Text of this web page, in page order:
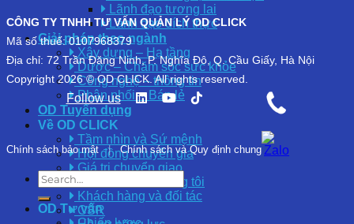
Lãnh đạo tương lai
Lãnh đạo đích thực
Giải pháp theo ngành
Xây dựng – Hạ tầng
Dược – Chăm sóc sức khỏe
Công nghệ – thông tin
Phân phối – Bán lẻ
OD Tuyển dụng
Về OD CLICK
Tầm nhìn và Sứ mệnh
Hội đồng chuyên gia
Giá trị chuyển giao
Tại sao chọn chúng tôi
Khách hàng và đối tác
CSR
CÔNG TY TNHH TƯ VẤN QUẢN LÝ OD CLICK
Mã số thuế: 0107968379
Địa chỉ: 72 Trần Đăng Ninh, P. Nghĩa Đô, Q. Cầu Giấy, Hà Nội
Copyright 2026 © OD CLICK. All rights reserved.
Follow us
Chính sách bảo mật | Chính sách và Quy định chung
OD Tư vấn